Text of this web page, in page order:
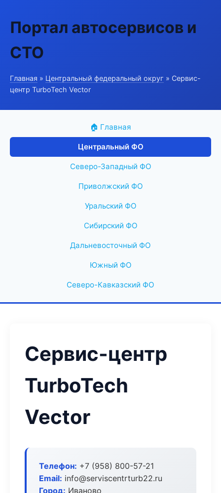
Портал автосервисов и
СТО
Главная » Центральный федеральный округ » Сервис-
центр TurboTech Vector
🏠 Главная
Центральный ФО
Северо-Западный ФО
Приволжский ФО
Уральский ФО
Сибирский ФО
Дальневосточный ФО
Южный ФО
Северо-Кавказский ФО
Сервис-центр
TurboTech
Vector
Телефон: +7 (958) 800-57-21
Email: info@serviscentrturb22.ru
Город: Иваново